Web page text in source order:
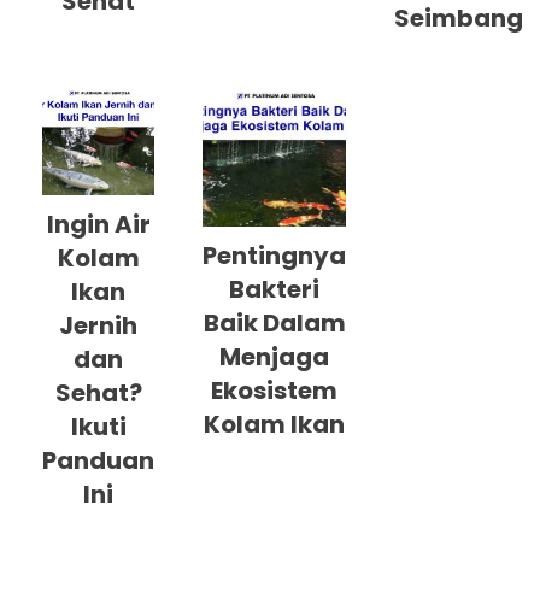
Seimbang
Ingin Air
Kolam
Ikan
Jernih
dan
Sehat?
Ikuti
Panduan
Ini
Pentingnya
Bakteri
Baik Dalam
Menjaga
Ekosistem
Kolam Ikan